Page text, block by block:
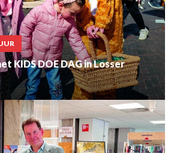
KIDS DOE DAG in Losser